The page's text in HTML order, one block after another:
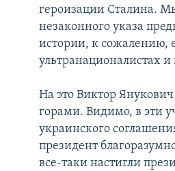
героизации Сталина.
незаконного указа
истории, к сожалению,
ультранационалистах
На это Виктор
горами. Видимо, в эти
украинского
президент
все-таки настигли